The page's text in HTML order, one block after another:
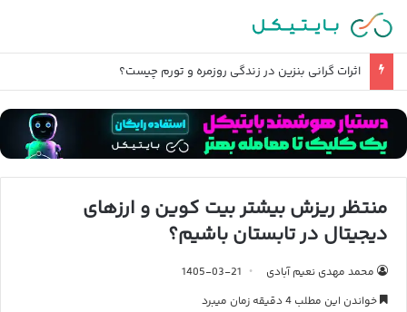
بررسی آخرین وضعیت تحریم صرافی های ایرانی
منتظر ریزش بیشتر بیت کوین و ارزهای
دیجیتال در تابستان باشیم؟
محمد مهدی نعیم آبادی
1405-03-21
خواندن این مطلب 4 دقیقه زمان میبرد